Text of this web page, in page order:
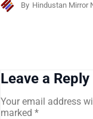
By Hindustan Mirror
Leave a Reply
Your email address
marked *